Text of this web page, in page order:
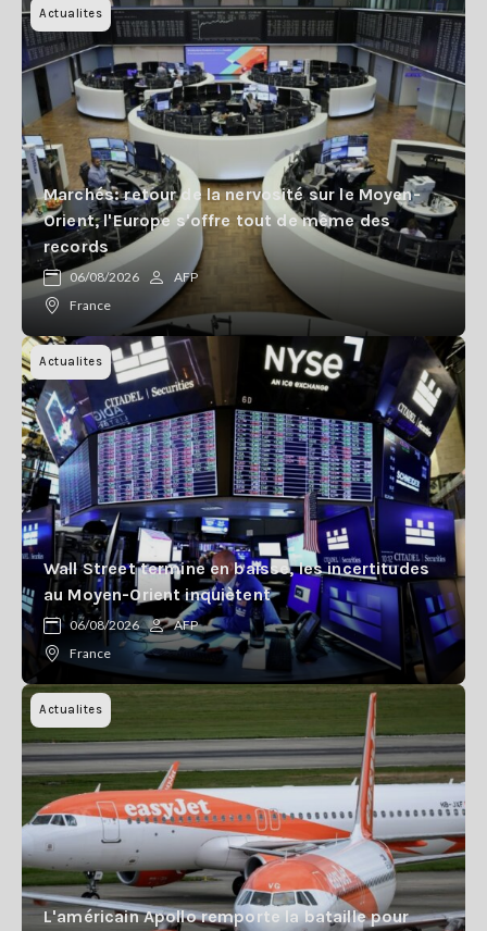
Actualites
Marchés: retour de la nervosité sur le Moyen-
Orient, l'Europe s'offre tout de même des
records
06/08/2026
AFP
France
Actualites
Wall Street termine en baisse, les incertitudes
au Moyen-Orient inquiètent
06/08/2026
AFP
France
Actualites
L'américain Apollo remporte la bataille pour